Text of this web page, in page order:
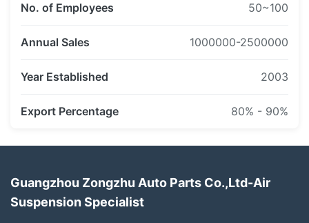
--5월. 2014년
을 위로 시작하십시오.
--Otc. 2011년
No. of Employees 50~100
Annual Sales 1000000-2500000
Year Established 2003
Export Percentage 80% - 90%
Guangzhou Zongzhu Auto Parts Co.,Ltd-Air
Suspension Specialist